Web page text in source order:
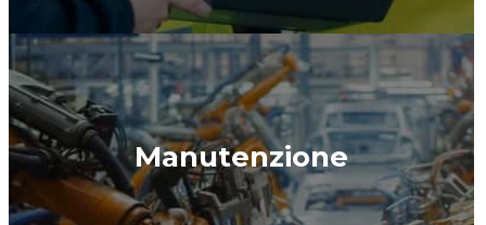
Manutenzione